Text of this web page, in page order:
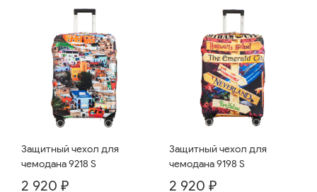
Защитный чехол для
чемодана 9218 S
2 920 ₽
Защитный чехол для
чемодана 9198 S
2 920 ₽